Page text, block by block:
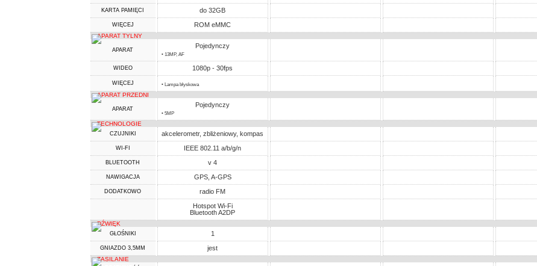
KARTA PAMIĘCI do 32GB
WIĘCEJ ROM eMMC
APARAT TYLNY
APARAT
Pojedynczy
• 13MP, AF
WIDEO 1080p - 30fps
WIĘCEJ • Lampa błyskowa
APARAT PRZEDNI
APARAT
Pojedynczy
• 5MP
TECHNOLOGIE
CZUJNIKI akcelerometr, zbliżeniowy, kompas
WI-FI IEEE 802.11 a/b/g/n
BLUETOOTH v 4
NAWIGACJA GPS, A-GPS
DODATKOWO
radio FM
Hotspot Wi-Fi
Bluetooth A2DP
DŹWIĘK
GŁOŚNIKI 1
GNIAZDO 3,5MM jest
ZASILANIE